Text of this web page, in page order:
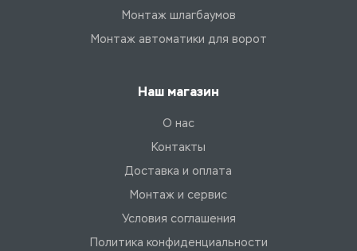
Монтаж шлагбаумов
Монтаж автоматики для ворот
Наш магазин
О нас
Контакты
Доставка и оплата
Монтаж и сервис
Условия соглашения
Политика конфиденциальности